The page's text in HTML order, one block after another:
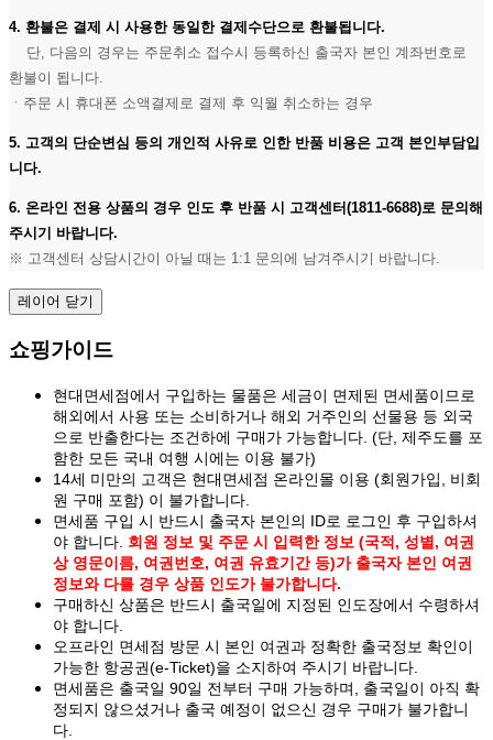
4. 환불은 결제 시 사용한 동일한 결제수단으로 환불됩니다.
단, 다음의 경우는 주문취소 접수시 등록하신 출국자 본인 계좌번호로
환불이 됩니다.
ㆍ주문 시 휴대폰 소액결제로 결제 후 익월 취소하는 경우
5. 고객의 단순변심 등의 개인적 사유로 인한 반품 비용은 고객 본인부담입
니다.
6. 온라인 전용 상품의 경우 인도 후 반품 시 고객센터(1811-6688)로 문의해
주시기 바랍니다.
※ 고객센터 상담시간이 아닐 때는 1:1 문의에 남겨주시기 바랍니다.
레이어 닫기
쇼핑가이드
현대면세점에서 구입하는 물품은 세금이 면제된 면세품이므로
해외에서 사용 또는 소비하거나 해외 거주인의 선물용 등 외국
으로 반출한다는 조건하에 구매가 가능합니다. (단, 제주도를 포
함한 모든 국내 여행 시에는 이용 불가)
14세 미만의 고객은 현대면세점 온라인몰 이용 (회원가입, 비회
원 구매 포함) 이 불가합니다.
면세품 구입 시 반드시 출국자 본인의 ID로 로그인 후 구입하셔
야 합니다. 회원 정보 및 주문 시 입력한 정보 (국적, 성별, 여권
상 영문이름, 여권번호, 여권 유효기간 등)가 출국자 본인 여권
정보와 다를 경우 상품 인도가 불가합니다.
구매하신 상품은 반드시 출국일에 지정된 인도장에서 수령하셔
야 합니다.
오프라인 면세점 방문 시 본인 여권과 정확한 출국정보 확인이
가능한 항공권(e-Ticket)을 소지하여 주시기 바랍니다.
면세품은 출국일 90일 전부터 구매 가능하며, 출국일이 아직 확
정되지 않으셨거나 출국 예정이 없으신 경우 구매가 불가합니
다.